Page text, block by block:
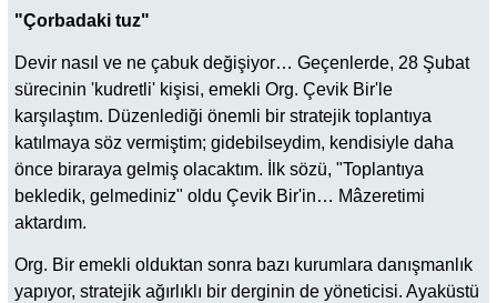
"Çorbadaki tuz"
Devir nasıl ve ne çabuk değişiyor… Geçenlerde, 28 Şubat
sürecinin 'kudretli' kişisi, emekli Org. Çevik Bir'le
karşılaştım. Düzenlediği önemli bir stratejik toplantıya
katılmaya söz vermiştim; gidebilseydim, kendisiyle daha
önce biraraya gelmiş olacaktım. İlk sözü, "Toplantıya
bekledik, gelmediniz" oldu Çevik Bir'in… Mâzeretimi
aktardım.
Org. Bir emekli olduktan sonra bazı kurumlara danışmanlık
yapıyor, stratejik ağırlıklı bir derginin de yöneticisi. Ayaküstü